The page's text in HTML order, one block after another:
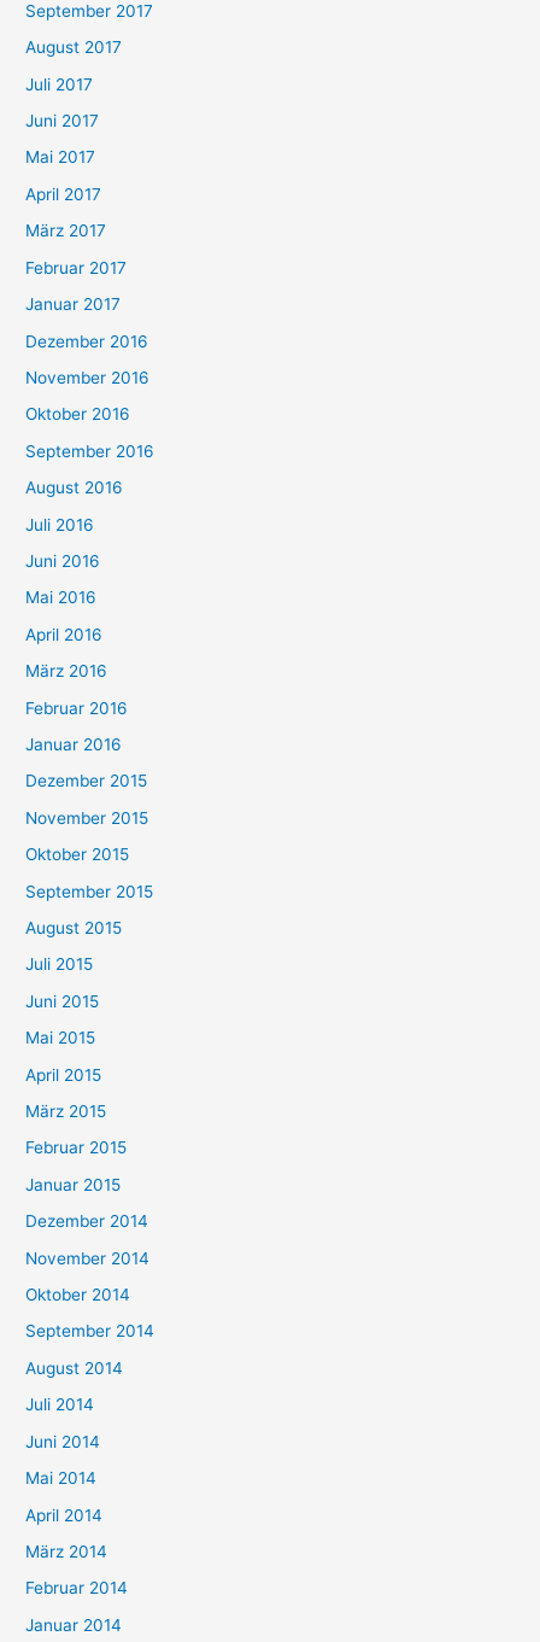
September 2017
August 2017
Juli 2017
Juni 2017
Mai 2017
April 2017
März 2017
Februar 2017
Januar 2017
Dezember 2016
November 2016
Oktober 2016
September 2016
August 2016
Juli 2016
Juni 2016
Mai 2016
April 2016
März 2016
Februar 2016
Januar 2016
Dezember 2015
November 2015
Oktober 2015
September 2015
August 2015
Juli 2015
Juni 2015
Mai 2015
April 2015
März 2015
Februar 2015
Januar 2015
Dezember 2014
November 2014
Oktober 2014
September 2014
August 2014
Juli 2014
Juni 2014
Mai 2014
April 2014
März 2014
Februar 2014
Januar 2014